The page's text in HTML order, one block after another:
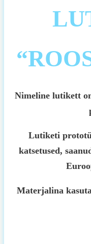
Nimeline lutikett
Lutiketi
katsetused,
Materjalina